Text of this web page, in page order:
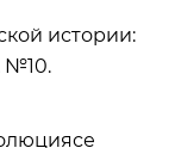
истории:
№10.